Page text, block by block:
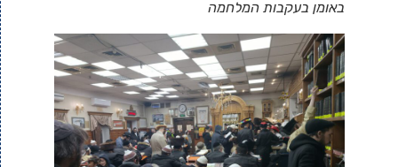
באומן בעקבות המלחמה